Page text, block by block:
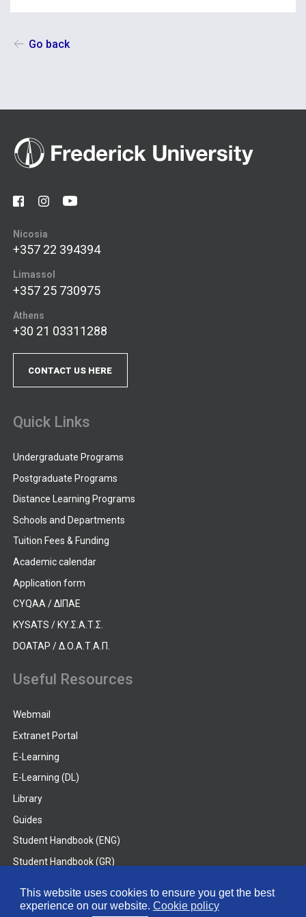
This website uses cookies to ensure you get the best
experience on our website. Cookie policy
Go back
Nicosia
+357 22 394394
Limassol
+357 25 730975
Athens
+30 21 03311288
CONTACT US HERE
Quick Links
Undergraduate Programs
Postgraduate Programs
Distance Learning Programs
Schools and Departments
Tuition Fees & Funding
Academic calendar
Application form
CYQAA / ΔΙΠΑΕ
KYSATS / ΚΥ.Σ.Α.Τ.Σ.
DOATAP / Δ.Ο.Α.Τ.Α.Π.
Useful Resources
Webmail
Extranet Portal
E-Learning
E-Learning (DL)
Library
Guides
Student Handbook (ENG)
Student Handbook (GR)